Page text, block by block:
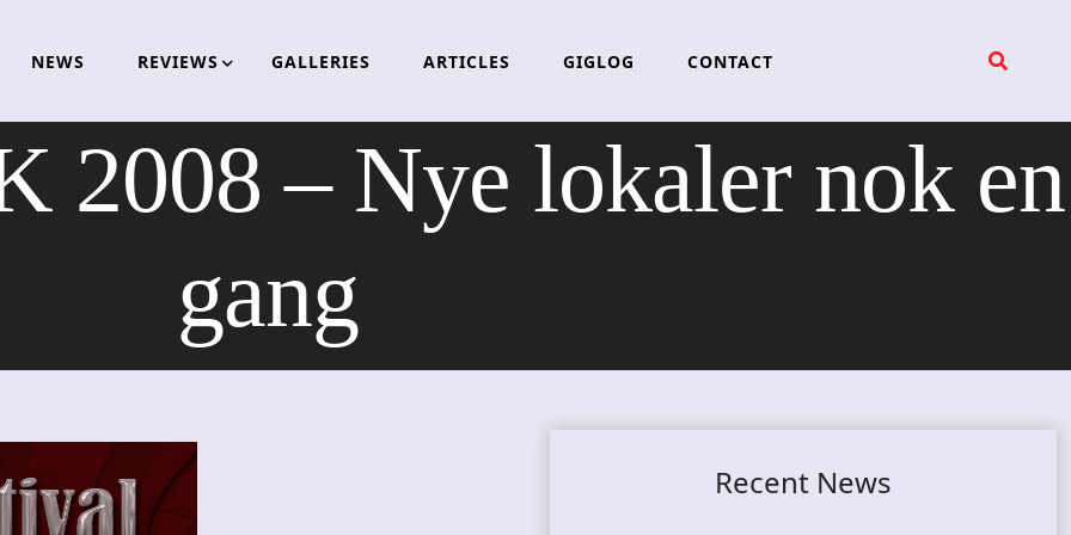
NEWS REVIEWS GALLERIES ARTICLES GIGLOG CONTACT
2008 – Nye lokaler nok en
gang
Recent News